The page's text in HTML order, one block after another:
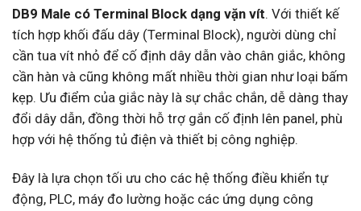
DB9 Male có Terminal Block dạng vặn vít. Với thiết kế
tích hợp khối đấu dây (Terminal Block), người dùng chỉ
cần tua vít nhỏ để cố định dây dẫn vào chân giắc, không
cần hàn và cũng không mất nhiều thời gian như loại bấm
kẹp. Ưu điểm của giắc này là sự chắc chắn, dễ dàng thay
đổi dây dẫn, đồng thời hỗ trợ gắn cố định lên panel, phù
hợp với hệ thống tủ điện và thiết bị công nghiệp.
Đây là lựa chọn tối ưu cho các hệ thống điều khiển tự
động, PLC, máy đo lường hoặc các ứng dụng công